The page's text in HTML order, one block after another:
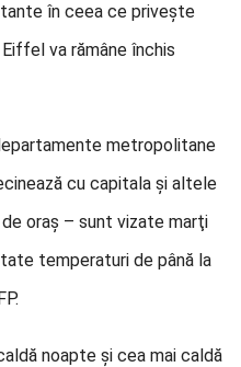
în ceea ce priveşte
va rămâne închis
metropolitane
cu capitala şi altele
oraş – sunt vizate marţi
temperaturi de până la
noapte şi cea mai caldă